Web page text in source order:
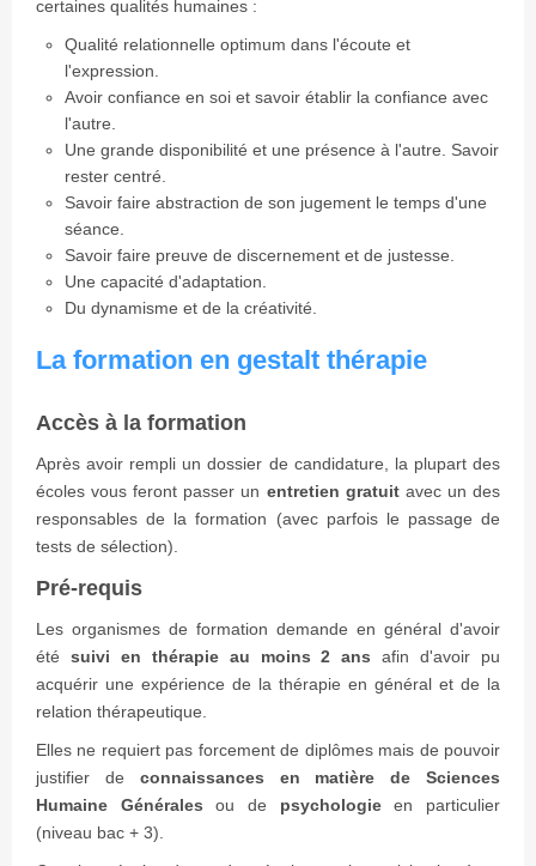
certaines qualités humaines :
Qualité relationnelle optimum dans l'écoute et
l'expression.
Avoir confiance en soi et savoir établir la confiance avec
l'autre.
Une grande disponibilité et une présence à l'autre. Savoir
rester centré.
Savoir faire abstraction de son jugement le temps d'une
séance.
Savoir faire preuve de discernement et de justesse.
Une capacité d'adaptation.
Du dynamisme et de la créativité.
La formation en gestalt thérapie
Accès à la formation
Après avoir rempli un dossier de candidature, la plupart des
écoles vous feront passer un entretien gratuit avec un des
responsables de la formation (avec parfois le passage de
tests de sélection).
Pré-requis
Les organismes de formation demande en général d'avoir
été suivi en thérapie au moins 2 ansafin d'avoir pu
acquérir une expérience de la thérapie en général et de la
relation thérapeutique.
Elles ne requiert pas forcement de diplômes mais de pouvoir
justifier de connaissances en matière de Sciences
Humaine Générales ou de psychologieen particulier
(niveau bac + 3).